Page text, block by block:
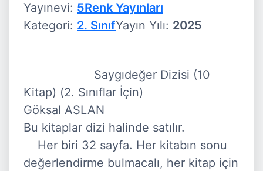
Yayınevi: 5Renk Yayınları
Kategori: 2. SınıfYayın Yılı: 2025
Kitap) (2. Sınıflar İçin)
Göksal ASLAN
Bu kitaplar dizi halinde satılır.
değerlendirme bulmacalı, her kitap için